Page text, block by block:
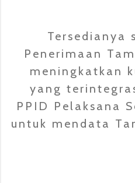
Tersedianya
Penerimaan
meningkatkan
yang
PPID Pelaksana
untuk mendata